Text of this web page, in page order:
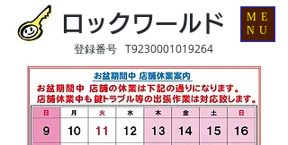
ロックワールド
登録番号 T9230001019264
ME
NU